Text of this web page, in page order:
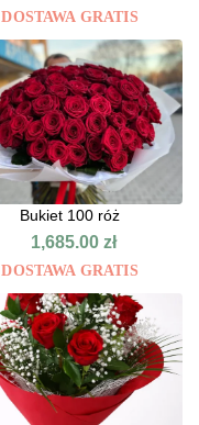
DOSTAWA GRATIS
Bukiet 100 róż
1,685.00 zł
DOSTAWA GRATIS